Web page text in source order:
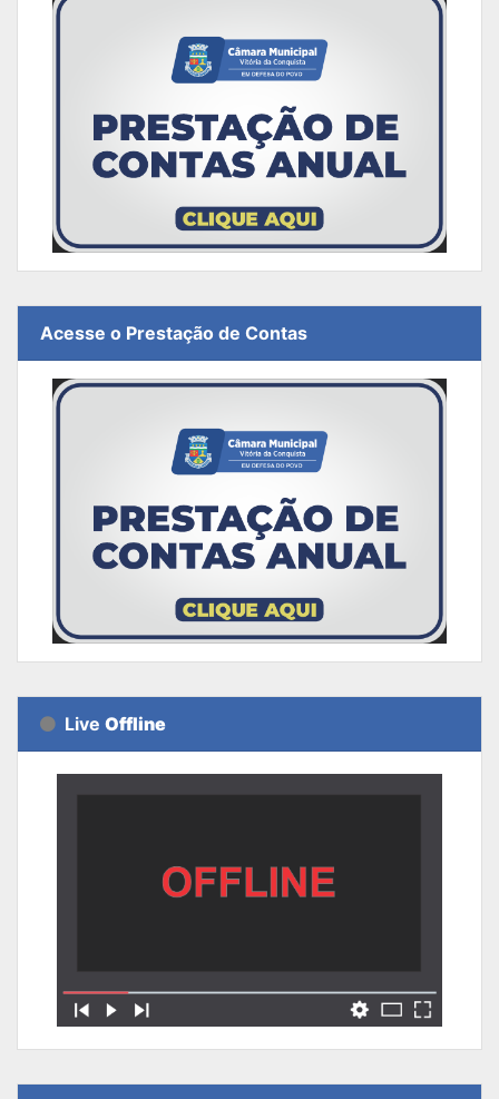
Acesse o Prestação de Contas
Live Offline